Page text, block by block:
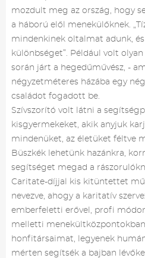
mozdult meg az ország, hogy
a háború elől menekülőknek.
mindenkinek oltalmat adunk,
különbséget”. Például volt
során járt a hegedűművész, -
négyzetméteres házába egy
családot fogadott be.
Szívszorító volt látni a
kisgyermekeket, akik anyjuk
mindenüket, az életüket féltve
Büszkék lehetünk hazánkra,
segítséget megad a
Caritate-díjjal kis kitüntettet
nevezve, ahogy a karitatív
emberfeletti erővel, profi
melletti
honfitársaimat, legyenek
mérten segítsék a bajban